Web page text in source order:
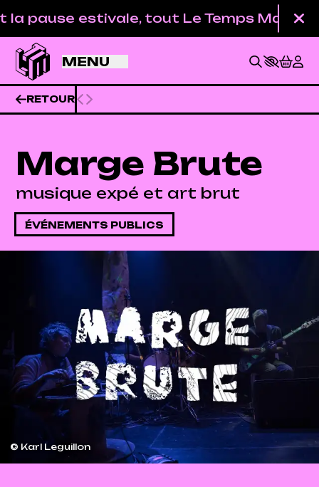
pause estivale, tout Le Temps Machine
MENU
RETOUR
Marge Brute
musique expé et art brut
ÉVÉNEMENTS PUBLICS
© Karl Leguillon
BILLETTERIE